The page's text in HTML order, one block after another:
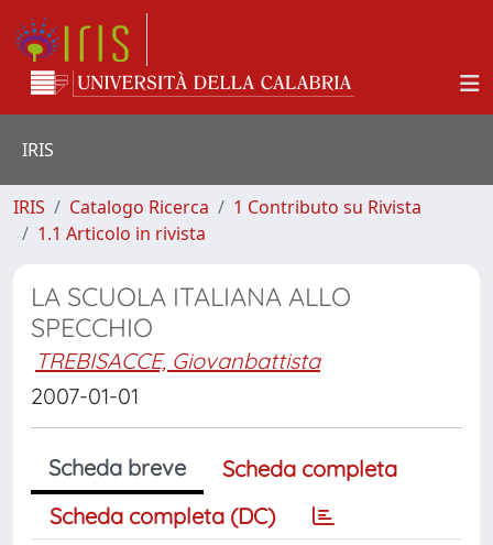
IRIS
IRIS Catalogo Ricerca
1 Contributo su Rivista
1.1 Articolo in rivista
LA SCUOLA ITALIANA ALLO
SPECCHIO
TREBISACCE, Giovanbattista
2007-01-01
Scheda breve
Scheda completa
Scheda completa (DC)